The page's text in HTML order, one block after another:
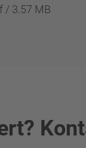
/ 3.57 MB